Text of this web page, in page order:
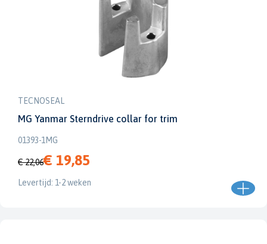
TECNOSEAL
MG Yanmar Sterndrive collar for trim
01393-1MG
€ 22,06€ 19,85
Levertijd: 1-2 weken